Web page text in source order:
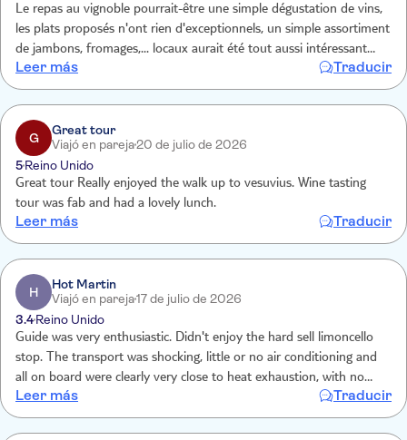
Le repas au vignoble pourrait-être une simple dégustation de vins,
les plats proposés n'ont rien d'exceptionnels, un simple assortiment
de jambons, fromages,... locaux aurait été tout aussi intéressant
pendant la dégustation qu'un plat de spaghettis aux tomates sans
même un peu de parmesan.
Leer más Traducir
G
Great tour
Viajó en pareja20 de julio de 2026
5Reino Unido
Great tour Really enjoyed the walk up to vesuvius. Wine tasting
tour was fab and had a lovely lunch.
Leer más Traducir
H
Hot Martin
Viajó en pareja17 de julio de 2026
3.4Reino Unido
Guide was very enthusiastic. Didn't enjoy the hard sell limoncello
stop. The transport was shocking, little or no air conditioning and
all on board were clearly very close to heat exhaustion, with no
water or help offered.
Leer más Traducir